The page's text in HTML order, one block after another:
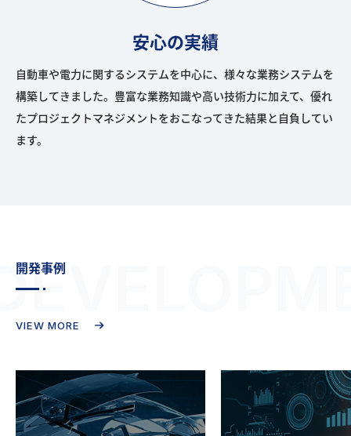
安心の実績
自動車や電力に関するシステムを中心に、様々な業務システムを
構築してきました。豊富な業務知識や高い技術力に加えて、優れ
たプロジェクトマネジメントをおこなってきた結果と自負してい
ます。
開発事例
VIEW MORE